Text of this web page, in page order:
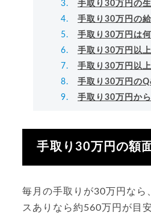
手取り30万円の
手取り30万円の
手取り30万円は
手取り30万円以
手取り30万円以
手取り30万円の
手取り30万円か
手取り30万円の額
毎月の手取りが30万円なら
スありなら約560万円が目安